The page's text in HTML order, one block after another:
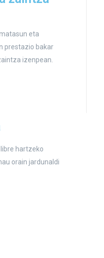
eta
prestazio bakar
izenpean.
hartzeko
orain jardunaldi